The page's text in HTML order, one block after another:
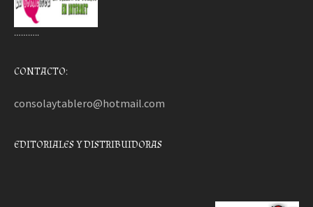
………..
CONTACTO:
consolaytablero@hotmail.com
EDITORIALES Y DISTRIBUIDORAS